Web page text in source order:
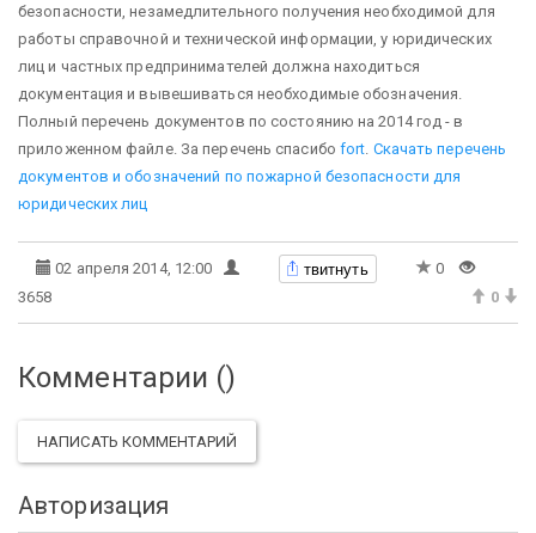
безопасности, незамедлительного получения необходимой для
работы справочной и технической информации, у юридических
лиц и частных предпринимателей должна находиться
документация и вывешиваться необходимые обозначения.
Полный перечень документов по состоянию на 2014 год - в
приложенном файле. За перечень спасибо fort Скачать перечень
документов и обозначений по пожарной безопасности для
юридических лиц
02 апреля 2014, 12:00 твитнуть
0
3658
0
Комментарии ()
НАПИСАТЬ КОММЕНТАРИЙ
Авторизация